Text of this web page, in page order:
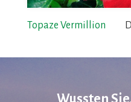
Topaze Vermillion
Wussten